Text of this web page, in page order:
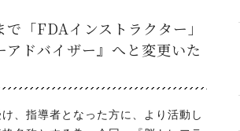
「FDAインストラクター」
ドバイザー』へと変更いた
、指導者となった方に、より活動し